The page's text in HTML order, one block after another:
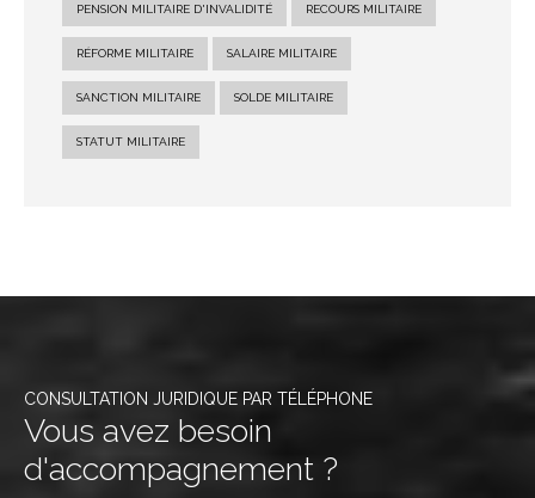
PENSION MILITAIRE D'INVALIDITÉ RECOURS MILITAIRE
RÉFORME MILITAIRE SALAIRE MILITAIRE
SANCTION MILITAIRE SOLDE MILITAIRE
STATUT MILITAIRE
CONSULTATION JURIDIQUE PAR TÉLÉPHONE
Vous avez besoin
d'accompagnement ?